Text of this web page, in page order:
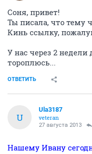
Соня, привет!
Ты писала, что тему
Кинь ссылку,
У нас через 2
тороплюсь...
ОТВЕТИТЬ
U
Ula3187
veteran
27 августа 2013
Нашему Ивану